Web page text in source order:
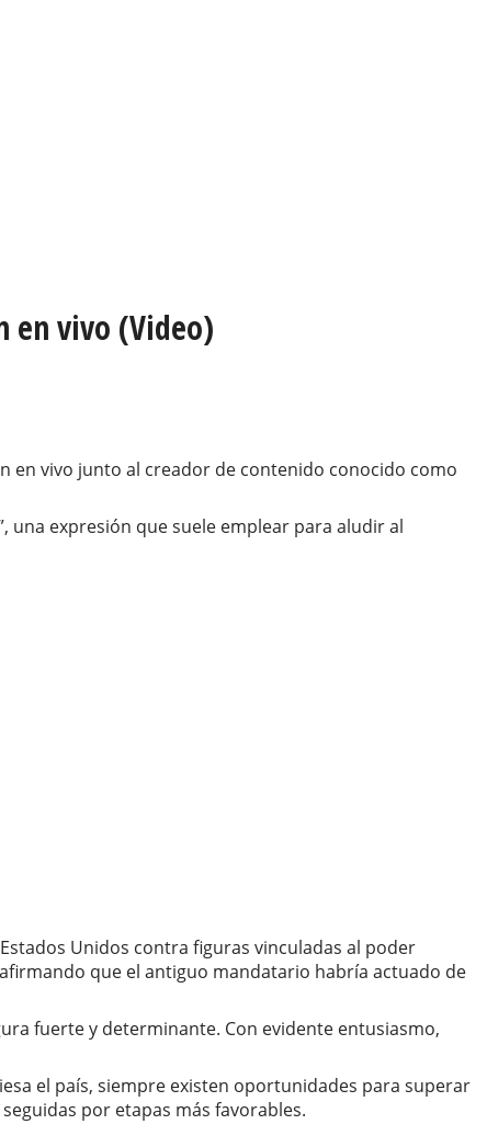
en vivo (Video)
en vivo junto al creador de contenido conocido como
una expresión que suele emplear para aludir al
Unidos contra figuras vinculadas al poder
que el antiguo mandatario habría actuado de
fuerte y determinante. Con evidente entusiasmo,
el país, siempre existen oportunidades para superar
por etapas más favorables.